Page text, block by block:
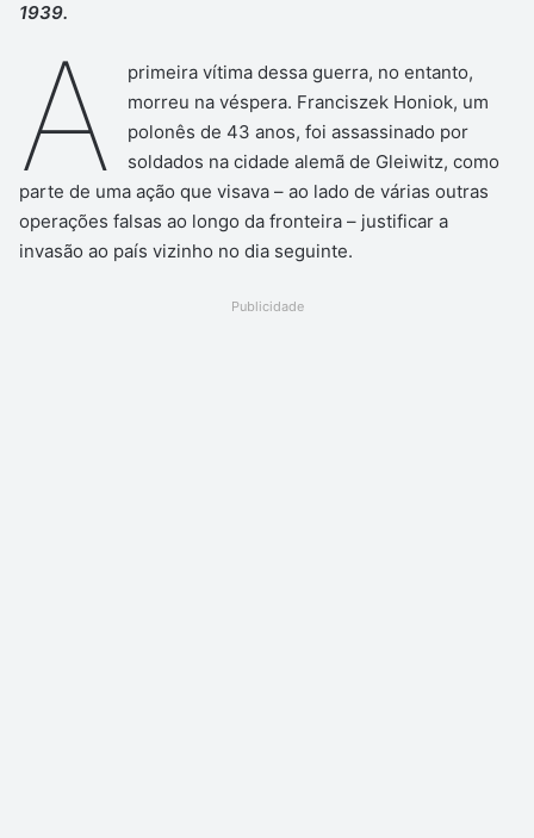
1939.
A
primeira vítima dessa guerra, no entanto,
morreu na véspera. Franciszek Honiok, um
polonês de 43 anos, foi assassinado por
soldados na cidade alemã de Gleiwitz, como
parte de uma ação que visava – ao lado de várias outras
operações falsas ao longo da fronteira – justificar a
invasão ao país vizinho no dia seguinte.
Publicidade